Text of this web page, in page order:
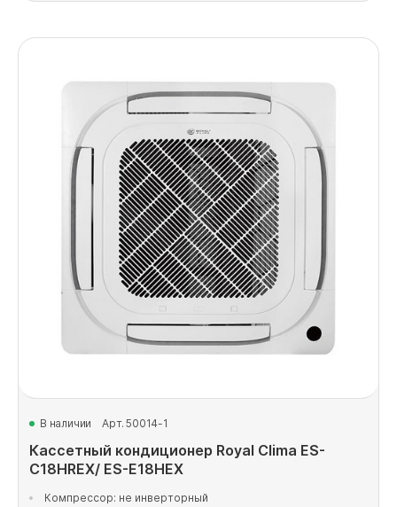
В наличии Арт. 50014-1
Кассетный кондиционер Royal Clima ES-
C18HREX/ ES-E18HEX
Компрессор: не инверторный